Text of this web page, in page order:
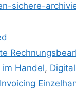
sichere-
im Handel,